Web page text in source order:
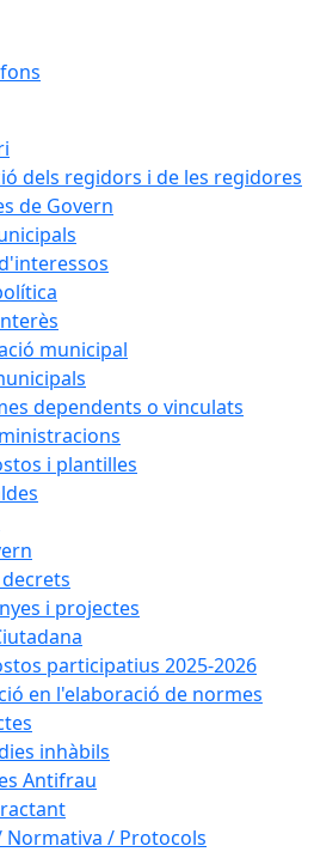
dels regidors i de les regidores
de Govern
municipal
dependents o vinculats
i plantilles
i projectes
participatius 2025-2026
en l'elaboració de normes
inhàbils
Antifrau
Normativa / Protocols